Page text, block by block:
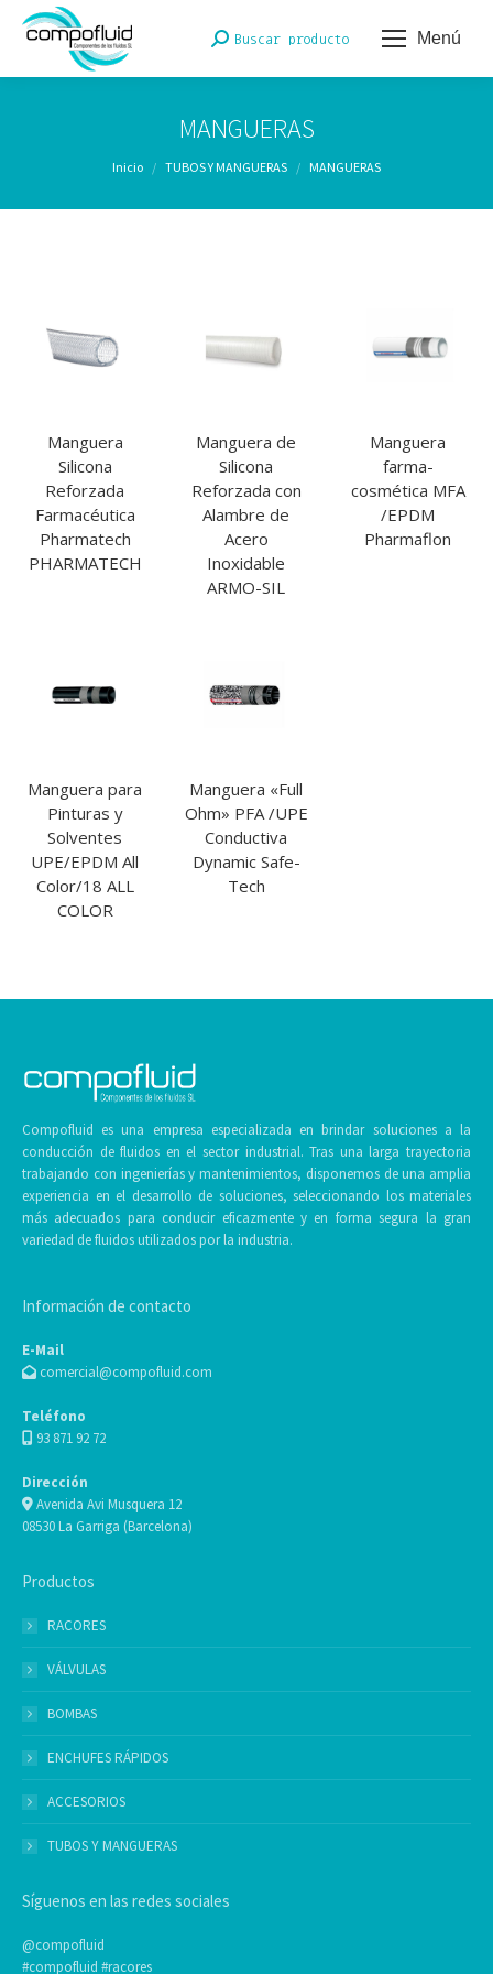
Menú
Buscar:Buscar producto
MANGUERAS
Estás aquí:
Inicio TUBOS Y MANGUERAS MANGUERAS
Manguera
Silicona
Reforzada
Farmacéutica
Pharmatech
PHARMATECH
Manguera de
Silicona
Reforzada con
Alambre de
Acero
Inoxidable
ARMO-SIL
Manguera
farma-
cosmética MFA
/EPDM
Pharmaflon
Manguera para
Pinturas y
Solventes
UPE/EPDM All
Color/18 ALL
COLOR
Manguera «Full
Ohm» PFA /UPE
Conductiva
Dynamic Safe-
Tech
Compofluid es una empresa especializada en brindar soluciones a la
conducción de fluidos en el sector industrial. Tras una larga trayectoria
trabajando con ingenierías y mantenimientos, disponemos de una amplia
experiencia en el desarrollo de soluciones, seleccionando los materiales
más adecuados para conducir eficazmente y en forma segura la gran
variedad de fluidos utilizados por la industria.
Información de contacto
E-Mail
comercial@compofluid.com
Teléfono
93 871 92 72
Dirección
Avenida Avi Musquera 12
08530 La Garriga (Barcelona)
Productos
RACORES
VÁLVULAS
BOMBAS
ENCHUFES RÁPIDOS
ACCESORIOS
TUBOS Y MANGUERAS
Síguenos en las redes sociales
@compofluid
#compofluid #racores